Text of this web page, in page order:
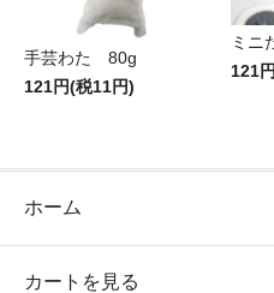
手芸わた 80g
121円(税11円)
ミニ
121
ホーム
カートを見る